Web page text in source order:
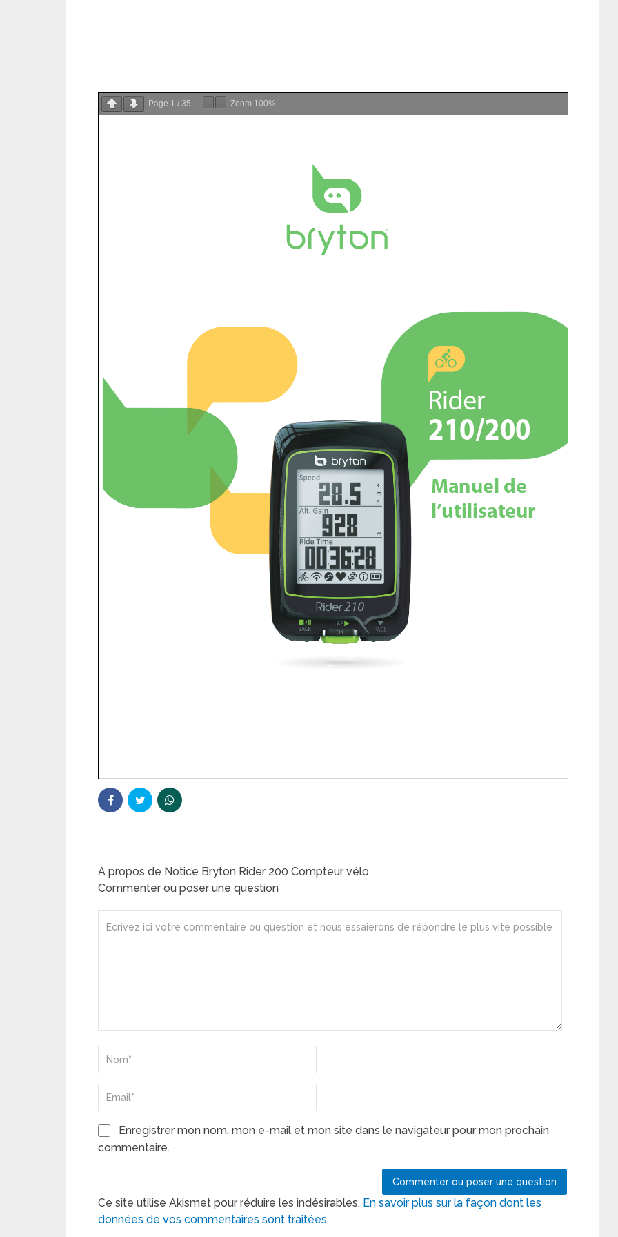
Page 1 / 35 Zoom 100%
A propos de Notice Bryton Rider 200 Compteur vélo
Commenter ou poser une question
Enregistrer mon nom, mon e-mail et mon site dans le navigateur pour mon prochain
commentaire.
Ce site utilise Akismet pour réduire les indésirables. En savoir plus sur la façon dont les
données de vos commentaires sont traitées.